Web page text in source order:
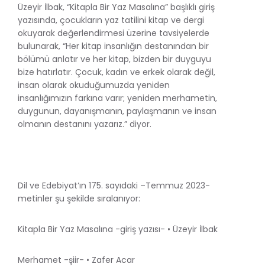
Üzeyir İlbak, “Kitapla Bir Yaz Masalına” başlıklı giriş
yazısında, çocukların yaz tatilini kitap ve dergi
okuyarak değerlendirmesi üzerine tavsiyelerde
bulunarak, “Her kitap insanlığın destanından bir
bölümü anlatır ve her kitap, bizden bir duyguyu
bize hatırlatır. Çocuk, kadın ve erkek olarak değil,
insan olarak okuduğumuzda yeniden
insanlığımızın farkına varır; yeniden merhametin,
duygunun, dayanışmanın, paylaşmanın ve insan
olmanın destanını yazarız.” diyor.
Dil ve Edebiyat‘ın 175. sayıdaki –Temmuz 2023-
metinler şu şekilde sıralanıyor:
Kitapla Bir Yaz Masalına -giriş yazısı- • Üzeyir İlbak
Merhamet -şiir- • Zafer Acar